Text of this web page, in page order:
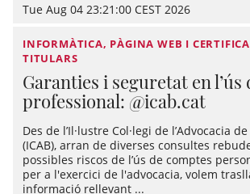
Tue Aug 04 23:21:00 CEST 2026
INFORMÀTICA, PÀGINA WEB I
TITULARS
Garanties i seguretat en
professional: @icab.cat
Des de l’Il·lustre Col·legi de l’Advocacia
(ICAB), arran de diverses consultes
possibles riscos de l’ús de comptes
per a l'exercici de l'advocacia, volem
informació rellevant ...